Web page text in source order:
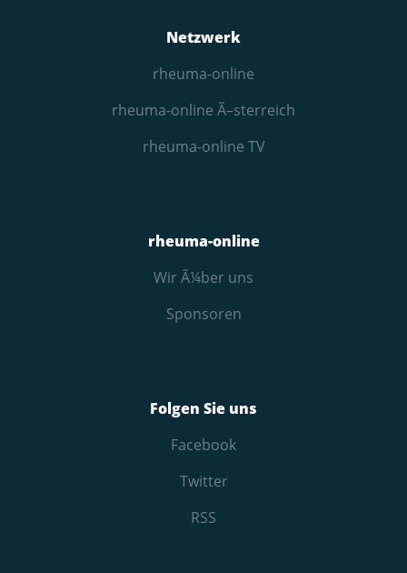
Netzwerk
rheuma-online
rheuma-online Ã–sterreich
rheuma-online TV
rheuma-online
Wir Ã¼ber uns
Sponsoren
Folgen Sie uns
Facebook
Twitter
RSS